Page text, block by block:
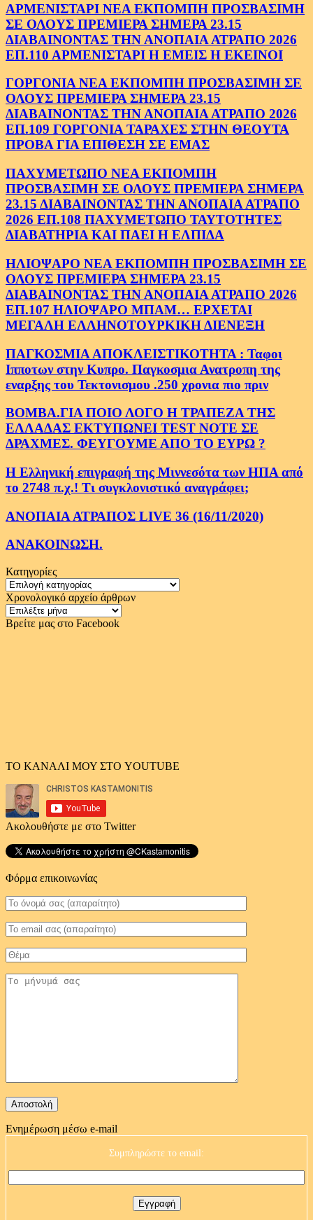
ΑΡΜΕΝΙΣΤΑΡΙ ΝΕΑ ΕΚΠΟΜΠΗ ΠΡΟΣΒΑΣΙΜΗ
ΣΕ ΟΛΟΥΣ ΠΡΕΜΙΕΡΑ ΣΗΜΕΡΑ 23.15
ΔΙΑΒΑΙΝΟΝΤΑΣ ΤΗΝ ΑΝΟΠΑΙΑ ΑΤΡΑΠΟ 2026
ΕΠ.110 ΑΡΜΕΝΙΣΤΑΡΙ Η ΕΜΕΙΣ Η ΕΚΕΙΝΟΙ
ΓΟΡΓΟΝΙΑ ΝΕΑ ΕΚΠΟΜΠΗ ΠΡΟΣΒΑΣΙΜΗ ΣΕ
ΟΛΟΥΣ ΠΡΕΜΙΕΡΑ ΣΗΜΕΡΑ 23.15
ΔΙΑΒΑΙΝΟΝΤΑΣ ΤΗΝ ΑΝΟΠΑΙΑ ΑΤΡΑΠΟ 2026
ΕΠ.109 ΓΟΡΓΟΝΙΑ ΤΑΡΑΧΕΣ ΣΤΗΝ ΘΕΟΥΤΑ
ΠΡΟΒΑ ΓΙΑ ΕΠΙΘΕΣΗ ΣΕ ΕΜΑΣ
ΠΑΧΥΜΕΤΩΠΟ ΝΕΑ ΕΚΠΟΜΠΗ
ΠΡΟΣΒΑΣΙΜΗ ΣΕ ΟΛΟΥΣ ΠΡΕΜΙΕΡΑ ΣΗΜΕΡΑ
23.15 ΔΙΑΒΑΙΝΟΝΤΑΣ ΤΗΝ ΑΝΟΠΑΙΑ ΑΤΡΑΠΟ
2026 ΕΠ.108 ΠΑΧΥΜΕΤΩΠΟ ΤΑΥΤΟΤΗΤΕΣ
ΔΙΑΒΑΤΗΡΙΑ ΚΑΙ ΠΑΕΙ Η ΕΛΠΙΔΑ
ΗΛΙΟΨΑΡΟ ΝΕΑ ΕΚΠΟΜΠΗ ΠΡΟΣΒΑΣΙΜΗ ΣΕ
ΟΛΟΥΣ ΠΡΕΜΙΕΡΑ ΣΗΜΕΡΑ 23.15
ΔΙΑΒΑΙΝΟΝΤΑΣ ΤΗΝ ΑΝΟΠΑΙΑ ΑΤΡΑΠΟ 2026
ΕΠ.107 ΗΛΙΟΨΑΡΟ ΜΠΑΜ… ΕΡΧΕΤΑΙ
ΜΕΓΑΛΗ ΕΛΛΗΝΟΤΟΥΡΚΙΚΗ ΔΙΕΝΕΞΗ
ΠΑΓΚΟΣΜΙΑ ΑΠΟΚΛΕΙΣΤΙΚΟΤΗΤΑ : Ταφοι
Ιπποτων στην Κυπρο. Παγκοσμια Ανατροπη της
εναρξης του Τεκτονισμου .250 χρονια πιο πριν
ΒΟΜΒΑ.ΓΙΑ ΠΟΙΟ ΛΟΓΟ Η ΤΡΑΠΕΖΑ ΤΗΣ
ΕΛΛΑΔΑΣ ΕΚΤΥΠΩΝΕΙ TEST NOTE ΣΕ
ΔΡΑΧΜΕΣ. ΦΕΥΓΟΥΜΕ ΑΠΟ ΤΟ ΕΥΡΩ ?
Η Ελληνική επιγραφή της Μιννεσότα των ΗΠΑ από
το 2748 π.χ.! Τι συγκλονιστικό αναγράφει;
ΑΝΟΠΑΙΑ ΑΤΡΑΠΟΣ LIVE 36 (16/11/2020)
ΑΝΑΚΟΙΝΩΣΗ.
Κατηγορίες
Κατηγορίες
Χρονολογικό αρχείο άρθρων
Χρονολογικό
αρχείο
Βρείτε μας στο Facebook
ΤΟ ΚΑΝΑΛΙ ΜΟΥ ΣΤΟ YOUTUBE
Ακολουθήστε με στο Twitter
Φόρμα επικοινωνίας
Ενημέρωση μέσω e-mail
Συμπληρώστε το email: